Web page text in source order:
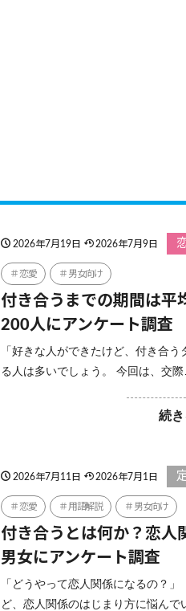
2026年7月19日 2026年7月9日
恋愛 男女向け
付き合うまでの期間は平
200人にアンケート調査
「好きな人ができたけど、付き合
る人は多いでしょう。 今回は、交際
続
2026年7月11日 2026年7月1日
恋愛 用語解説 男女向け
付き合うとは何か？恋人
男女にアンケート調査
「どうやって恋人関係になるの？
ど、恋人関係のはじまり方に悩んで